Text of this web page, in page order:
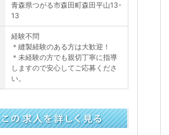
青森県つがる市森田町森田平山13-
13
経験不問
＊縫製経験のある方は大歓迎！
＊未経験の方でも親切丁寧に指導
しますので安心してご応募くださ
い。